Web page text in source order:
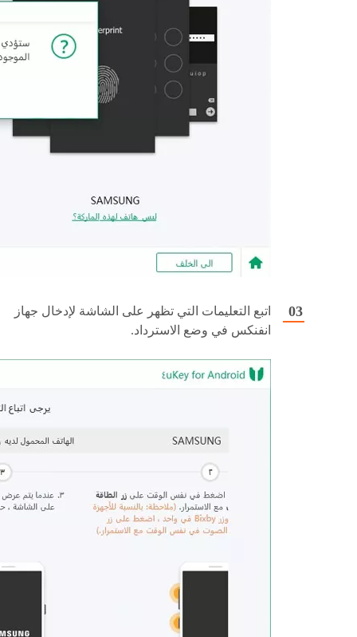
اتبع التعليمات التي تظهر على الشاشة لإدخال جهاز
انفنكس في وضع الاسترداد.